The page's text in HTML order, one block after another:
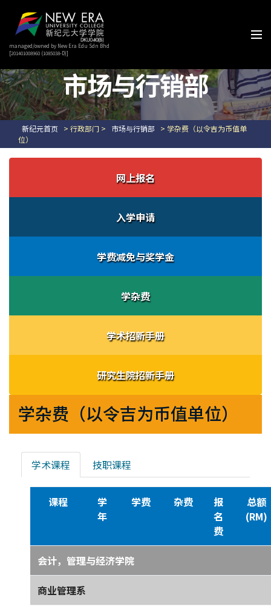
managed/owned by New Era Edu Sdn Bhd
[201401008960 (1085038-D)]
市场与行销部
新纪元首页 > 行政部门 > 市场与行销部
> 学杂费（以令吉为币值单
位）
网上报名
入学申请
学费减免与奖学金
学杂费
学术招新手册
研究生院招新手册
学杂费（以令吉为币值单位）
学术课程 技职课程
课程
学
年
学费 杂费
报
名
费
总额
(RM)
会计，管理与经济学院
商业管理系